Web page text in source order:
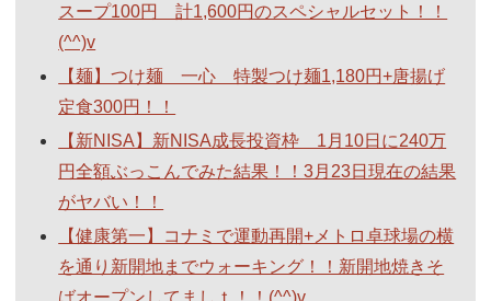
スープ100円 計1,600円のスペシャルセット！！
(^^)v
【麺】つけ麺 一心 特製つけ麺1,180円+唐揚げ
定食300円！！
【新NISA】新NISA成長投資枠 1月10日に240万
円全額ぶっこんでみた結果！！3月23日現在の結果
がヤバい！！
【健康第一】コナミで運動再開+メトロ卓球場の横
を通り新開地までウォーキング！！新開地焼きそ